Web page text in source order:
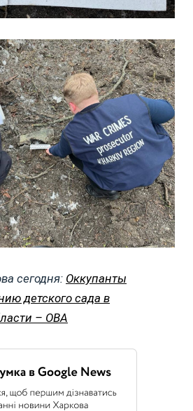
сегодня: Оккупанты
детского сада в
– ОВА